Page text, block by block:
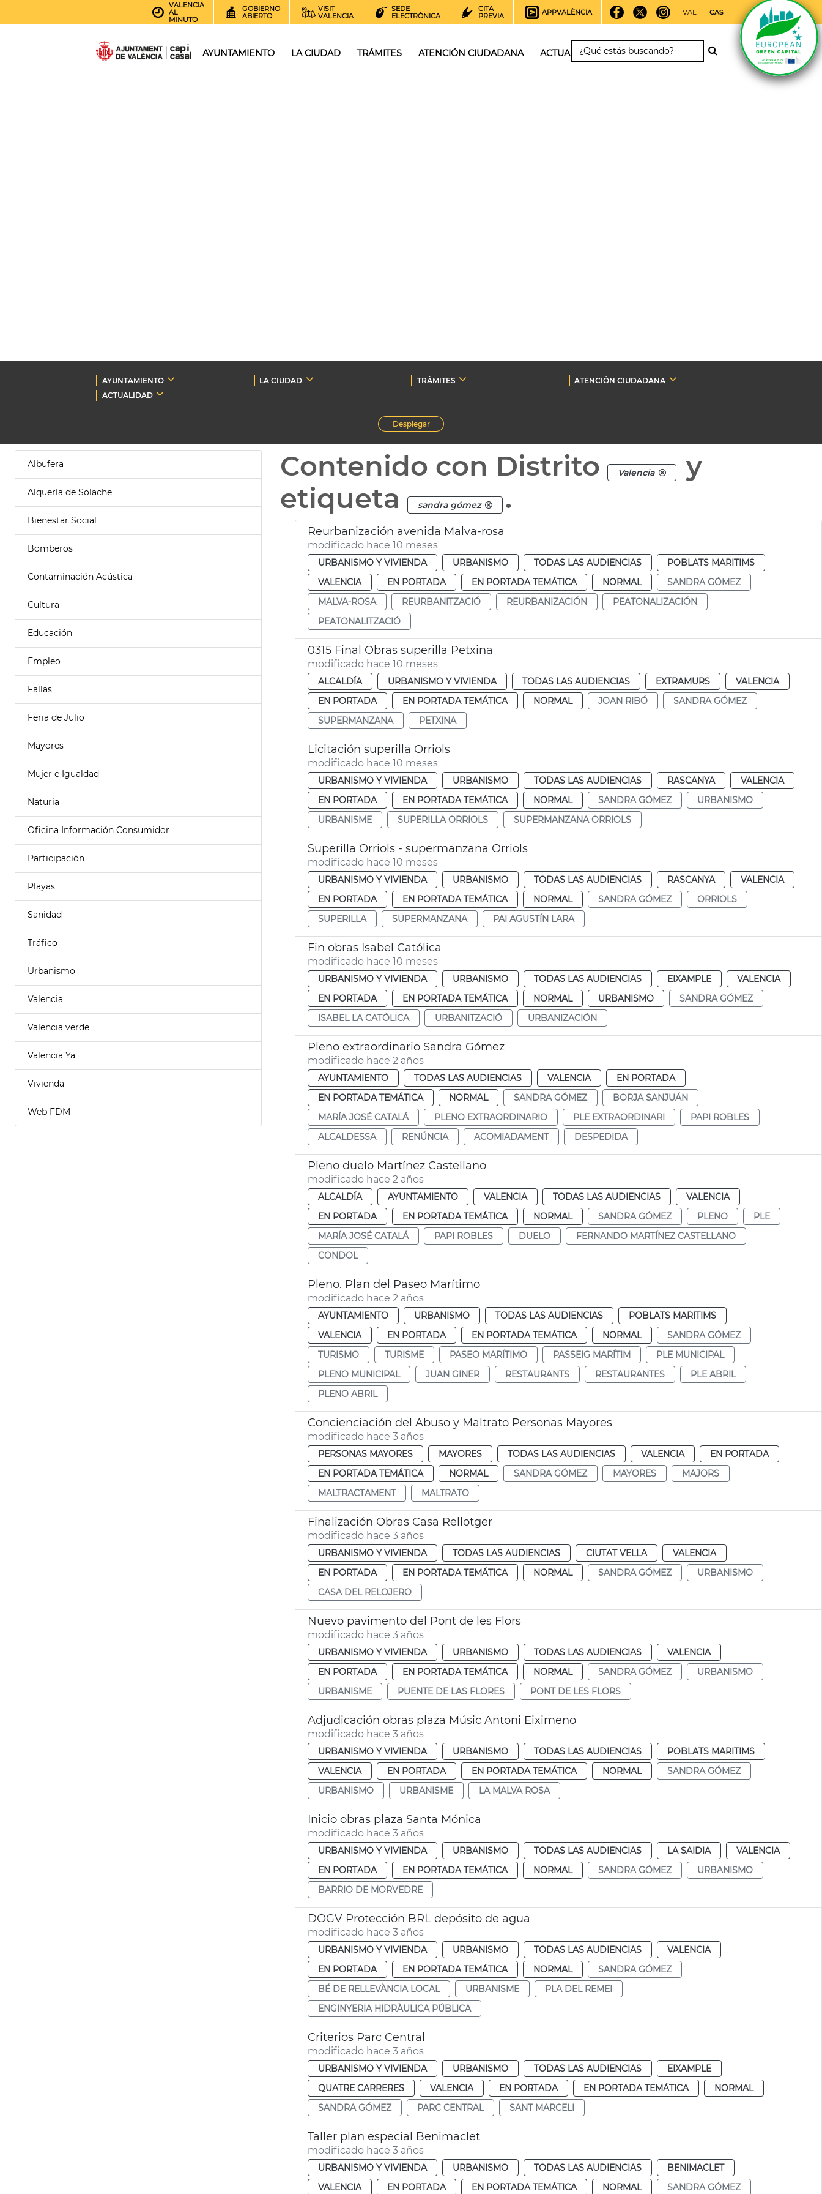
VALENCIA
AL
MINUTO
GOBIERNO
ABIERTO
VISIT
VALENCIA
SEDE
ELECTRÓNICA
CITA
PREVIA
APPVALÈNCIA VAL CAS
AYUNTAMIENTO LA CIUDAD TRÁMITES ATENCIÓN CIUDADANA ACTUALIDAD
AYUNTAMIENTO LA CIUDAD TRÁMITES
ATENCIÓN CIUDADANA
ACTUALIDAD
Desplegar
Albufera
Alquería de Solache
Bienestar Social
Bomberos
Contaminación Acústica
Cultura
Educación
Empleo
Fallas
Feria de Julio
Mayores
Mujer e Igualdad
Naturia
Oficina Información Consumidor
Participación
Playas
Sanidad
Tráfico
Urbanismo
Valencia
Valencia verde
Valencia Ya
Vivienda
Web FDM
Contenido con Distrito Valencia
y
etiqueta
sandra gómez .
Reurbanización avenida Malva-rosa
modificado hace 10 meses
URBANISMO Y VIVIENDA URBANISMO TODAS LAS AUDIENCIAS
POBLATS MARITIMS
VALENCIA
EN PORTADA EN PORTADA TEMÁTICA NORMAL
SANDRA GÓMEZ
MALVA-ROSA
REURBANITZACIÓ REURBANIZACIÓN
PEATONALIZACIÓN
PEATONALITZACIÓ
0315 Final Obras superilla Petxina
modificado hace 10 meses
ALCALDÍA URBANISMO Y VIVIENDA TODAS LAS AUDIENCIAS EXTRAMURS
VALENCIA
EN PORTADA
EN PORTADA TEMÁTICA NORMAL JOAN RIBÓ
SANDRA GÓMEZ
SUPERMANZANA
PETXINA
Licitación superilla Orriols
modificado hace 10 meses
URBANISMO Y VIVIENDA URBANISMO TODAS LAS AUDIENCIAS RASCANYA
VALENCIA
EN PORTADA
EN PORTADA TEMÁTICA NORMAL SANDRA GÓMEZ
URBANISMO
URBANISME
SUPERILLA ORRIOLS SUPERMANZANA ORRIOLS
Superilla Orriols - supermanzana Orriols
modificado hace 10 meses
URBANISMO Y VIVIENDA URBANISMO TODAS LAS AUDIENCIAS RASCANYA
VALENCIA
EN PORTADA
EN PORTADA TEMÁTICA NORMAL SANDRA GÓMEZ
ORRIOLS
SUPERILLA
SUPERMANZANA PAI AGUSTÍN LARA
Fin obras Isabel Católica
modificado hace 10 meses
URBANISMO Y VIVIENDA URBANISMO TODAS LAS AUDIENCIAS EIXAMPLE
VALENCIA
EN PORTADA
EN PORTADA TEMÁTICA NORMAL URBANISMO
SANDRA GÓMEZ
ISABEL LA CATÓLICA
URBANITZACIÓ URBANIZACIÓN
Pleno extraordinario Sandra Gómez
modificado hace 2 años
AYUNTAMIENTO TODAS LAS AUDIENCIAS VALENCIA
EN PORTADA
EN PORTADA TEMÁTICA
NORMAL SANDRA GÓMEZ
BORJA SANJUÁN
MARÍA JOSÉ CATALÁ
PLENO EXTRAORDINARIO PLE EXTRAORDINARI
PAPI ROBLES
ALCALDESSA
RENÚNCIA ACOMIADAMENT DESPEDIDA
Pleno duelo Martínez Castellano
modificado hace 2 años
ALCALDÍA AYUNTAMIENTO VALENCIA TODAS LAS AUDIENCIAS
VALENCIA
EN PORTADA
EN PORTADA TEMÁTICA NORMAL SANDRA GÓMEZ PLENO
PLE
MARÍA JOSÉ CATALÁ
PAPI ROBLES DUELO
FERNANDO MARTÍNEZ CASTELLANO
CONDOL
Pleno. Plan del Paseo Marítimo
modificado hace 2 años
AYUNTAMIENTO URBANISMO TODAS LAS AUDIENCIAS
POBLATS MARITIMS
VALENCIA
EN PORTADA EN PORTADA TEMÁTICA NORMAL
SANDRA GÓMEZ
TURISMO
TURISME PASEO MARÍTIMO PASSEIG MARÍTIM
PLE MUNICIPAL
PLENO MUNICIPAL
JUAN GINER RESTAURANTS RESTAURANTES
PLE ABRIL
PLENO ABRIL
Concienciación del Abuso y Maltrato Personas Mayores
modificado hace 3 años
PERSONAS MAYORES MAYORES TODAS LAS AUDIENCIAS VALENCIA
EN PORTADA
EN PORTADA TEMÁTICA
NORMAL SANDRA GÓMEZ MAYORES
MAJORS
MALTRACTAMENT
MALTRATO
Finalización Obras Casa Rellotger
modificado hace 3 años
URBANISMO Y VIVIENDA TODAS LAS AUDIENCIAS CIUTAT VELLA
VALENCIA
EN PORTADA
EN PORTADA TEMÁTICA NORMAL SANDRA GÓMEZ
URBANISMO
CASA DEL RELOJERO
Nuevo pavimento del Pont de les Flors
modificado hace 3 años
URBANISMO Y VIVIENDA URBANISMO TODAS LAS AUDIENCIAS
VALENCIA
EN PORTADA
EN PORTADA TEMÁTICA NORMAL SANDRA GÓMEZ
URBANISMO
URBANISME
PUENTE DE LAS FLORES PONT DE LES FLORS
Adjudicación obras plaza Músic Antoni Eiximeno
modificado hace 3 años
URBANISMO Y VIVIENDA URBANISMO TODAS LAS AUDIENCIAS
POBLATS MARITIMS
VALENCIA
EN PORTADA EN PORTADA TEMÁTICA NORMAL
SANDRA GÓMEZ
URBANISMO
URBANISME LA MALVA ROSA
Inicio obras plaza Santa Mónica
modificado hace 3 años
URBANISMO Y VIVIENDA URBANISMO TODAS LAS AUDIENCIAS LA SAIDIA
VALENCIA
EN PORTADA
EN PORTADA TEMÁTICA NORMAL SANDRA GÓMEZ
URBANISMO
BARRIO DE MORVEDRE
DOGV Protección BRL depósito de agua
modificado hace 3 años
URBANISMO Y VIVIENDA URBANISMO TODAS LAS AUDIENCIAS
VALENCIA
EN PORTADA
EN PORTADA TEMÁTICA NORMAL
SANDRA GÓMEZ
BÉ DE RELLEVÀNCIA LOCAL
URBANISME
PLA DEL REMEI
ENGINYERIA HIDRÀULICA PÚBLICA
Criterios Parc Central
modificado hace 3 años
URBANISMO Y VIVIENDA URBANISMO TODAS LAS AUDIENCIAS
EIXAMPLE
QUATRE CARRERES
VALENCIA EN PORTADA EN PORTADA TEMÁTICA
NORMAL
SANDRA GÓMEZ
PARC CENTRAL SANT MARCELI
Taller plan especial Benimaclet
modificado hace 3 años
URBANISMO Y VIVIENDA URBANISMO TODAS LAS AUDIENCIAS
BENIMACLET
VALENCIA
EN PORTADA EN PORTADA TEMÁTICA NORMAL SANDRA GÓMEZ